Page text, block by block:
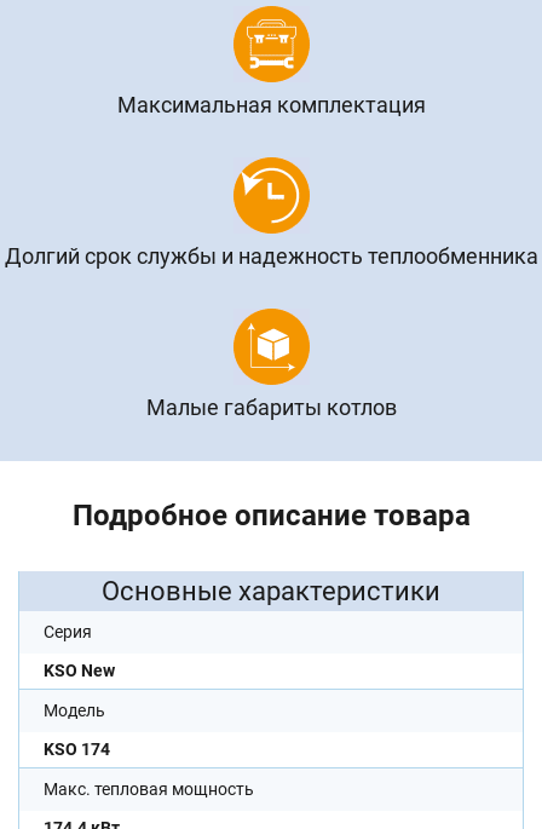
Максимальная комплектация
Долгий срок службы и надежность теплообменника
Малые габариты котлов
Подробное описание товара
Основные характеристики
Серия
KSO New
Модель
KSO 174
Макс. тепловая мощность